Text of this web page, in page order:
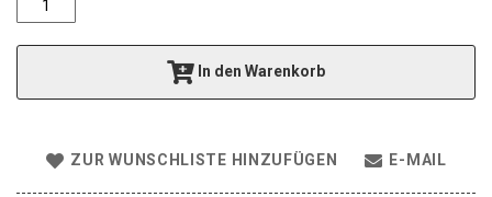
In den Warenkorb
ZUR WUNSCHLISTE HINZUFÜGEN E-MAIL
g